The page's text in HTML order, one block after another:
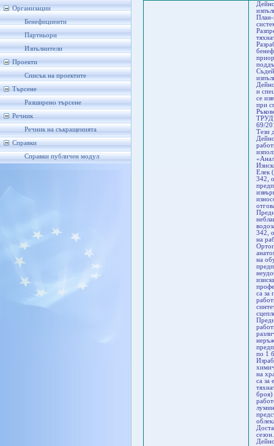
Организации
Бенефициенти
Партньори
Изпълнители
Проекти
Списък на проектите
Търсене
Разширено търсене
Речник
Речник на съкращенията
Справки
Справки публичен модул
План-
и
се
при
69/
Тези
Елек
342,
342,
на
на
са за
по 1
на
са за
броя)
сезон.